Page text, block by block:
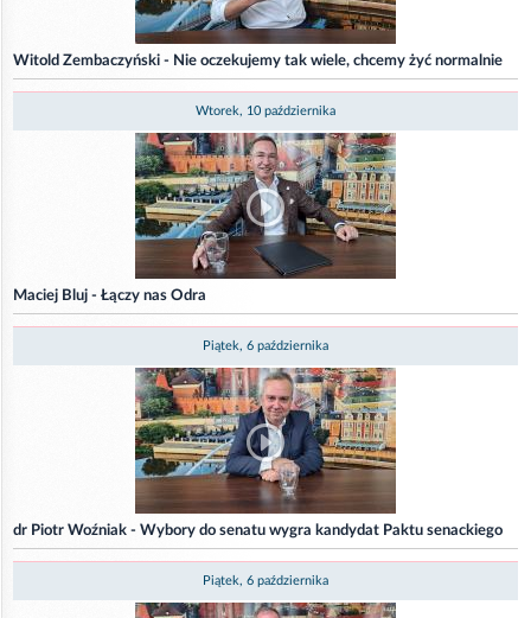
Witold Zembaczyński - Nie oczekujemy tak wiele, chcemy żyć normalnie
Wtorek, 10 października
Maciej Bluj - Łączy nas Odra
Piątek, 6 października
dr Piotr Woźniak - Wybory do senatu wygra kandydat Paktu senackiego
Piątek, 6 października